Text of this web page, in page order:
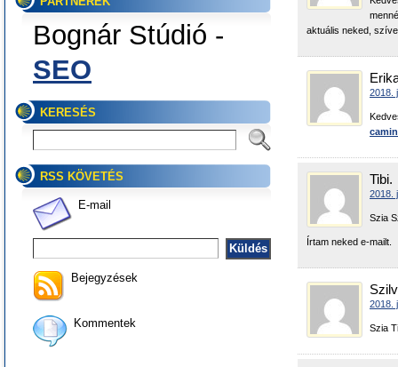
Bognár Stúdió -
SEO
KERESÉS
RSS KÖVETÉS
E-mail
Bejegyzések
Kommentek
aktuális neked,
2018.
Tibi.
2018.
Szia
Írtam neked e-mailt.
2018.
Szia